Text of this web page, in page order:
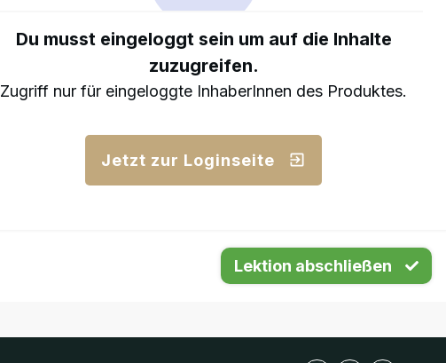
Du musst eingeloggt sein um auf die Inhalte
zuzugreifen.
Zugriff nur für eingeloggte InhaberInnen des Produktes.
Jetzt zur Loginseite
Lektion abschließen